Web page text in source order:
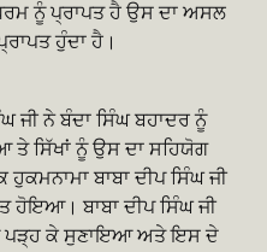
ਨੂੰ ਪ੍ਰਾਪਤ ਹੈ ਉਸ ਦਾ ਅਸਲ
ਹੁੰਦਾ ਹੈ।
ਜੀ ਨੇ ਬੰਦਾ ਸਿੰਘ ਬਹਾਦਰ ਨੂੰ
ਤੇ ਸਿੱਖਾਂ ਨੂੰ ਉਸ ਦਾ ਸਹਿਯੋਗ
ਬਾਬਾ ਦੀਪ ਸਿੰਘ ਜੀ
ਹੋਇਆ। ਬਾਬਾ ਦੀਪ ਸਿੰਘ ਜੀ
ਨੂੰ ਪੜ੍ਹ ਕੇ ਸੁਣਾਇਆ ਅਤੇ ਇਸ ਦੇ